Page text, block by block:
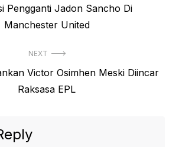
Pengganti Jadon Sancho Di
Manchester United
NEXT
Victor Osimhen Meski Diincar
Raksasa EPL